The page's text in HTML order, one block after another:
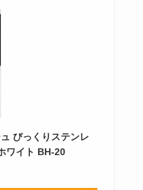
びっくりステンレ
ワイト BH-20